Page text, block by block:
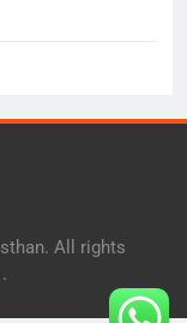
All rights
.